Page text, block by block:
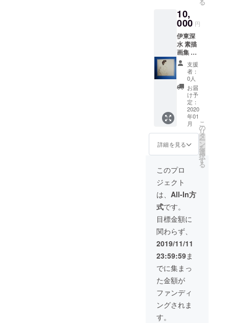
ズ、カ
ラー、
約80頁
／１巻
(冊) 同
画集編
者は、
今回の
展覧会
の主人
公のひ
とりで
もある
盲目の
ギャラ
リスト
による
所有作
品の集
大成と
して、
かつて
視力を
失う前
にまと
められ
ていた
もの(画
集)を提
供させ
ていた
だきま
す。 美
人画に
て知ら
10,
000 円
伊東深
水 素描
画集 第
１巻～
第４巻
(各非売
品)全巻
をお送
りいた
しま
す。 A4
サイ
ズ、カ
ラー、
約80頁
／１巻
(冊) 同
画集編
者は、
今回の
展覧会
の主人
公のひ
とりで
もある
盲目の
ギャラ
リスト
による
もので
あり、
所有作
品の集
大成と
支援
者：
0人
お届
け予
定：
2020
年01
月
詳細を見る
こ
の
リ
タ
ー
ン
を
選
択
す
る
このプロ
ジェクト
は、 All-In方
式です。
目標金額に
関わらず、
2019/11/11
23:59:59ま
でに集まっ
た金額が
ファンディ
ングされま
す。